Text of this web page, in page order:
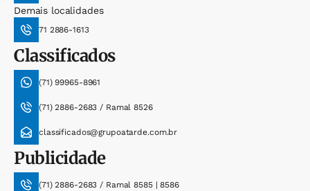
Demais localidades
71 2886-1613
Classificados
(71) 99965-8961
(71) 2886-2683 / Ramal 8526
classificados@grupoatarde.com.br
Publicidade
(71) 2886-2683 / Ramal 8585 | 8586